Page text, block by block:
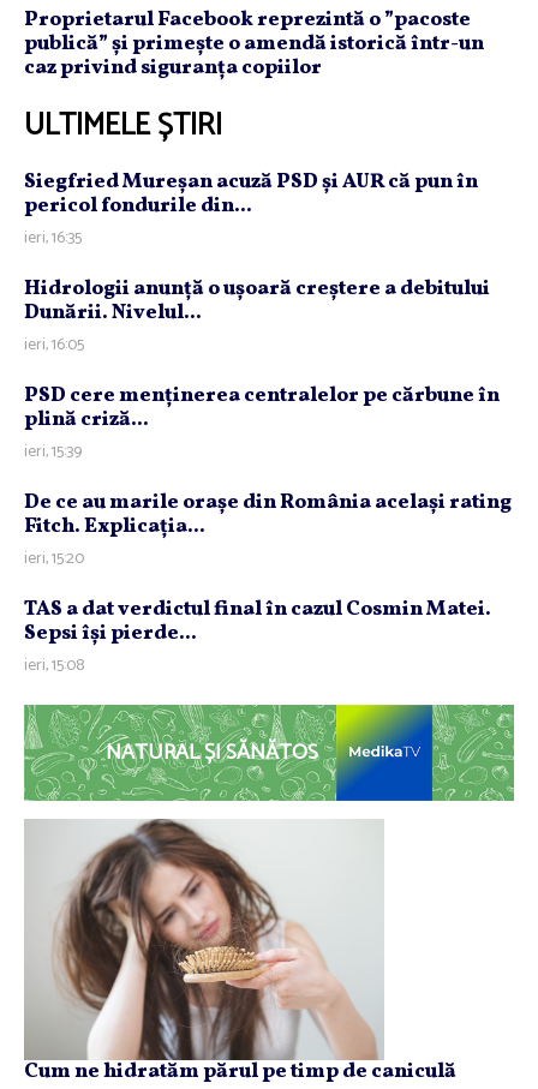
Proprietarul Facebook reprezintă o ”pacoste
publică” și primește o amendă istorică într-un
caz privind siguranța copiilor
ULTIMELE ȘTIRI
Siegfried Mureşan acuză PSD şi AUR că pun în
pericol fondurile din...
ieri, 16:35
Hidrologii anunţă o uşoară creştere a debitului
Dunării. Nivelul...
ieri, 16:05
PSD cere menţinerea centralelor pe cărbune în
plină criză...
ieri, 15:39
De ce au marile oraşe din România acelaşi rating
Fitch. Explicaţia...
ieri, 15:20
TAS a dat verdictul final în cazul Cosmin Matei.
Sepsi îşi pierde...
ieri, 15:08
NATURAL ȘI SĂNĂTOS
Cum ne hidratăm părul pe timp de caniculă